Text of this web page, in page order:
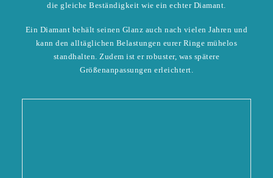
die gleiche Beständigkeit wie ein echter Diamant.
Ein Diamant behält seinen Glanz auch nach vielen Jahren und
kann den alltäglichen Belastungen eurer Ringe mühelos
standhalten. Zudem ist er robuster, was spätere
Größenanpassungen erleichtert.